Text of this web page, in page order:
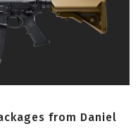
from Daniel